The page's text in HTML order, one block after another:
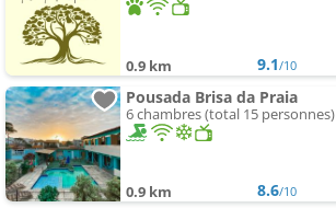
0.9 km 9.1/10
Pousada Brisa da Praia
6 chambres (total 15 personnes)
0.9 km 8.6/10